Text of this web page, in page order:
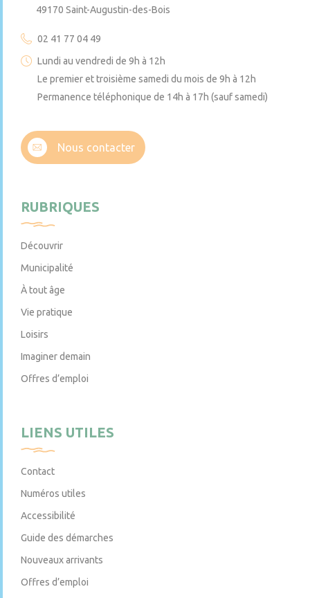
49170 Saint-Augustin-des-Bois
02 41 77 04 49
Lundi au vendredi de 9h à 12h
Le premier et troisième samedi du mois de 9h à 12h
Permanence téléphonique de 14h à 17h (sauf samedi)
Nous contacter
RUBRIQUES
Découvrir
Municipalité
À tout âge
Vie pratique
Loisirs
Imaginer demain
Offres d’emploi
LIENS UTILES
Contact
Numéros utiles
Accessibilité
Guide des démarches
Nouveaux arrivants
Offres d’emploi